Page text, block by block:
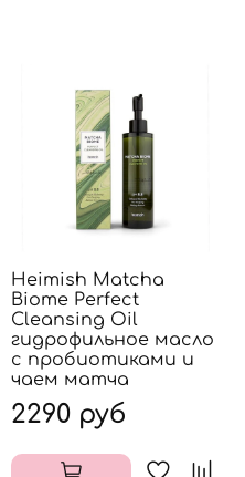
Heimish Matcha
Biome Perfect
Cleansing Oil
гидрофильное масло
с пробиотиками и
чаем матча
2290 руб